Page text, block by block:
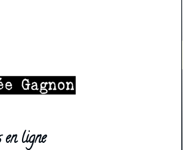
en ligne